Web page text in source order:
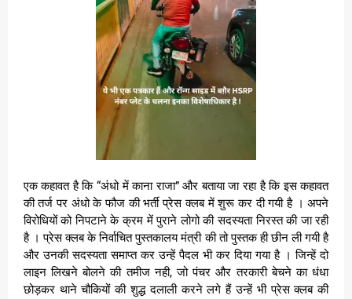
एक कहावत है कि “अंधो में काना राजा” और बताया जा रहा है कि इस कहावत
की तर्ज पर अंधो के फौज की भर्ती प्रेस क्लब में शुरू कर दी गयी है । अपने
विरोधियों को निपटाने के क्रम में पुराने लोगो की सदस्यता निरस्त की जा रही
है । प्रेस क्लब के निर्वाचित पुस्तकालय मंत्री की तो पुस्तक ही छीन ली गयी है
और उनकी सदस्यता समाप्त कर उन्हें पैदल भी कर दिया गया है । जिन्हें दो
लाइन लिखने बोलने की तमीज नही, जो पंचर और तरकारी बेचने का धंधा
छोड़कर थाने चौकियों की शुद्ध दलाली करने लगे हैं उन्हें भी प्रेस क्लब की